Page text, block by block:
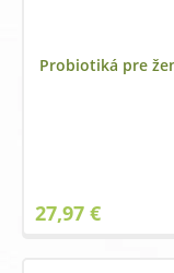
Probiotiká pre
27,97 €